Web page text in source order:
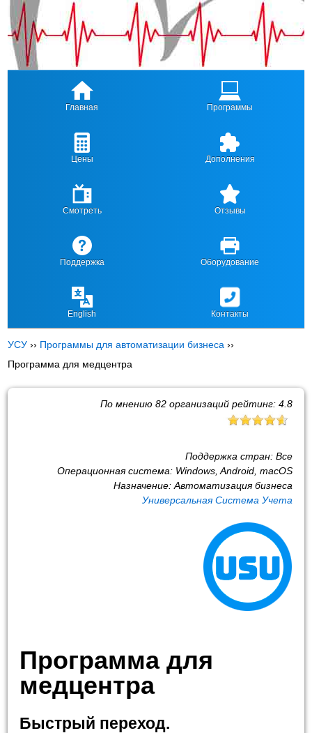
Главная Программы
Цены Дополнения
Смотреть Отзывы
Поддержка Оборудование
English Контакты
УСУ ›› Программы для автоматизации бизнеса ››
Программа для медцентра
По мнению 82организаций рейтинг: 4.8
Поддержка стран: Все
Операционная система: Windows, Android, macOS
Назначение: Автоматизация бизнеса
Универсальная Система Учета
Программа для
медцентра
Быстрый переход.